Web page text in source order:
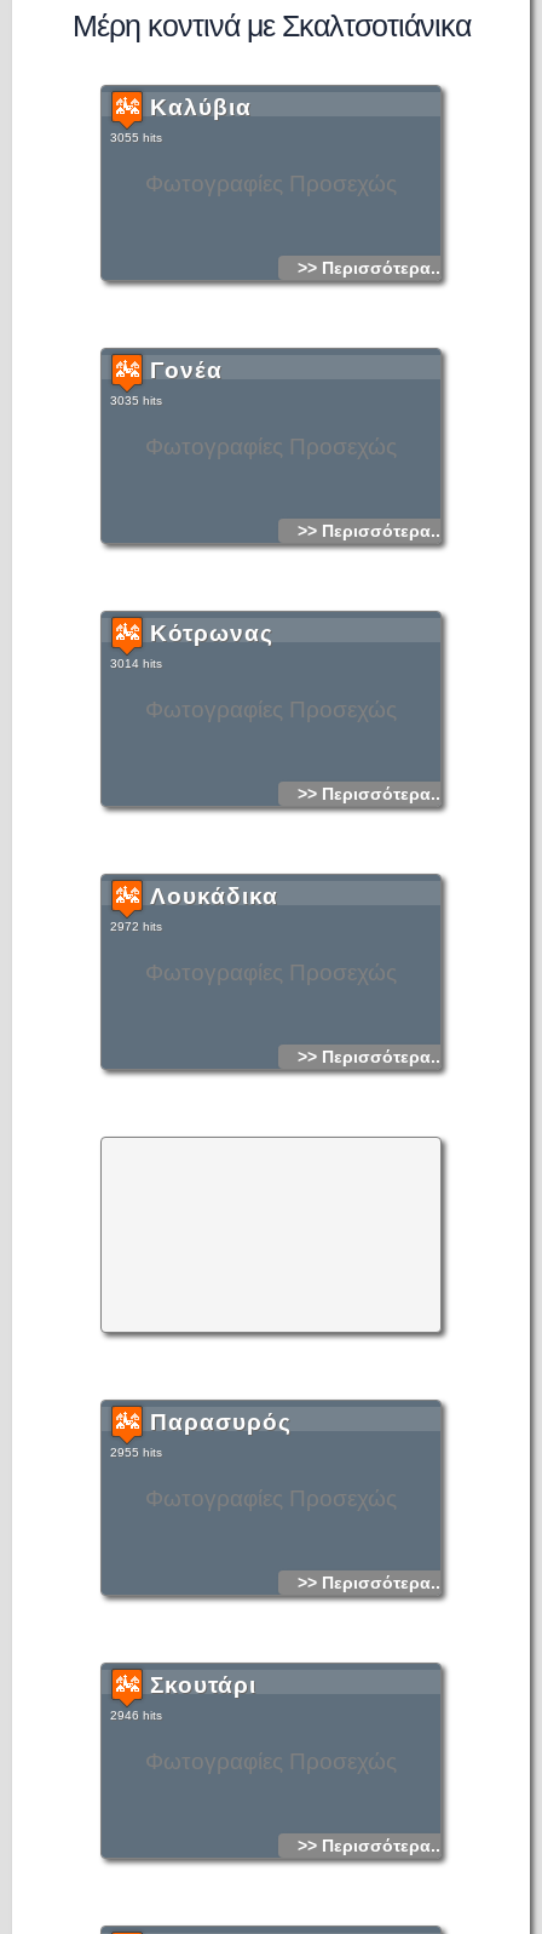
Μέρη κοντινά με Σκαλτσοτιάνικα
Φωτογραφίες Προσεχώς
Καλύβια
3055 hits
>> Περισσότερα...
Φωτογραφίες Προσεχώς
Γονέα
3035 hits
>> Περισσότερα...
Φωτογραφίες Προσεχώς
Κότρωνας
3014 hits
>> Περισσότερα...
Φωτογραφίες Προσεχώς
Λουκάδικα
2972 hits
>> Περισσότερα...
Φωτογραφίες Προσεχώς
Παρασυρός
2955 hits
>> Περισσότερα...
Φωτογραφίες Προσεχώς
Σκουτάρι
2946 hits
>> Περισσότερα...